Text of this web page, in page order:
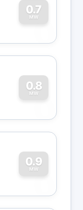
0.7
MW
0
0.8
MW
0
0.9
MW
0